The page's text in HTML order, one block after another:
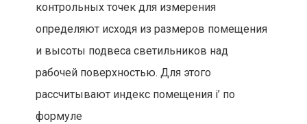
контрольных точек для измерения
определяют исходя из размеров помещения
и высоты подвеса светильников над
рабочей поверхностью. Для этого
рассчитывают индекс помещения i’ по
формуле